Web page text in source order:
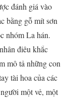
đánh giá vào
bằng gỗ mít sơn
nhóm La hán.
điêu khắc
mô tả những con
tài hoa của các
một vẻ, một